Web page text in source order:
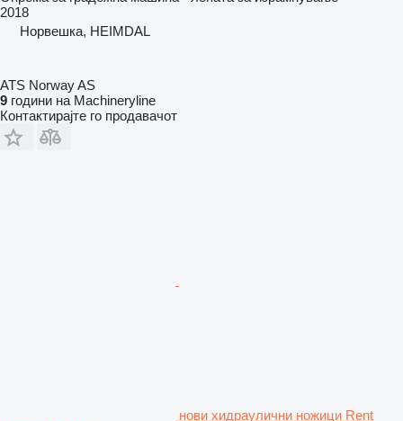
2018
Норвешка, HEIMDAL
ATS Norway AS
9 години на Machineryline
Контактирајте го продавачот
нови хидраулични ножици Rent